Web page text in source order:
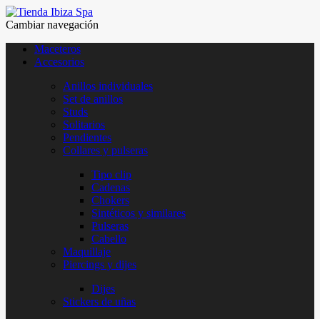
Cambiar navegación
Maceteros
Accesorios
Anillos individuales
Set de anillos
Studs
Solitarios
Pendientes
Collares y pulseras
Tipo clip
Cadenas
Chokers
Sintéticos y similares
Pulseras
Cabello
Maquillaje
Piercings y dijes
Dijes
Stickers de uñas